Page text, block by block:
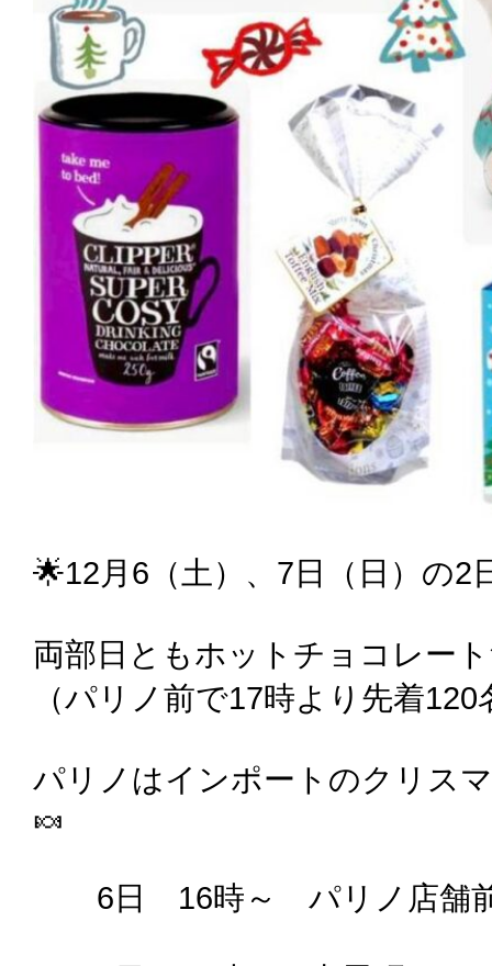
🌟12月6（土）、7日（日）の2
両部日ともホットチョコレー
（パリノ前で17時より先着120
パリノはインポートのクリス
🍬
6日 16時～ パリノ店舗